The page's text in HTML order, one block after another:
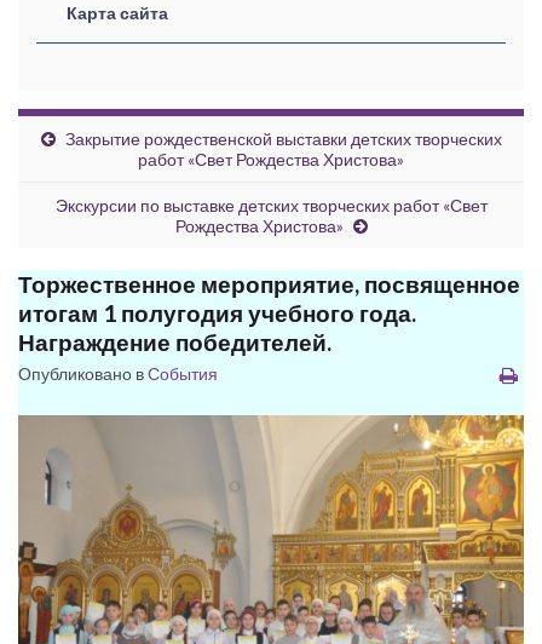
Карта сайта
Закрытие рождественской выставки детских творческих
работ «Свет Рождества Христова»
Экскурсии по выставке детских творческих работ «Свет
Рождества Христова»
Торжественное мероприятие, посвященное
итогам 1 полугодия учебного года.
Награждение победителей.
Опубликовано вСобытия